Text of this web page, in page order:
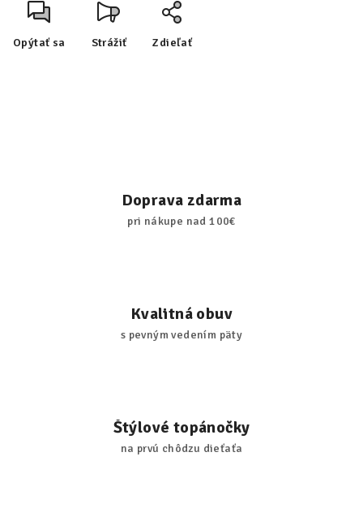
Opýtať sa Strážiť Zdieľať
Doprava zdarma
pri nákupe nad 100€
Kvalitná obuv
s pevným vedením päty
Štýlové topánočky
na prvú chôdzu dieťaťa